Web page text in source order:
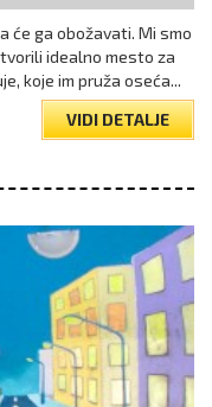
će ga obožavati. Mi smo
idealno mesto za
koje im pruža oseća...
VIDI DETALJE